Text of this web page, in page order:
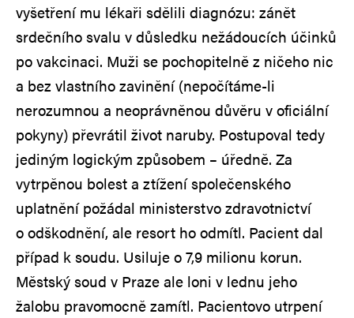
vyšetření mu lékaři sdělili diagnózu: zánět
srdečního svalu v důsledku nežádoucích účinků
po vakcinaci. Muži se pochopitelně z ničeho nic
a bez vlastního zavinění (nepočítáme-li
nerozumnou a neoprávněnou důvěru v oficiální
pokyny) převrátil život naruby. Postupoval tedy
jediným logickým způsobem – úředně. Za
vytrpěnou bolest a ztížení společenského
uplatnění požádal ministerstvo zdravotnictví
o odškodnění, ale resort ho odmítl. Pacient dal
případ k soudu. Usiluje o 7,9 milionu korun.
Městský soud v Praze ale loni v lednu jeho
žalobu pravomocně zamítl. Pacientovo utrpení